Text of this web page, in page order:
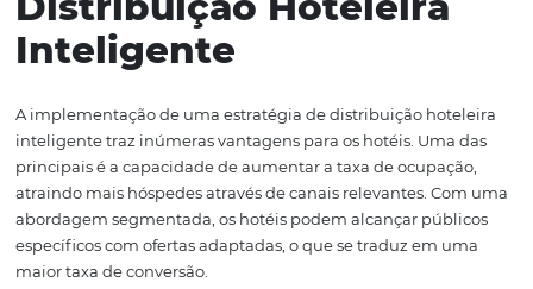
hotéis gerenciam suas operações e estratégias de
Com soluções como a da
relevantes, permitindo uma visão unificada das
distribuição.
A automação é um dos principais benefícios
pela tecnologia. Com sistemas integrados, os hotéis
atualizar preços e disponibilidade em tempo real,